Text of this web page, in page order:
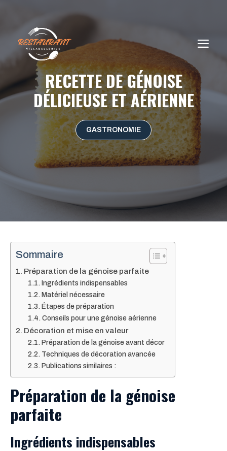
contenu
RECETTE DE GÉNOISE
DÉLICIEUSE ET AÉRIENNE
GASTRONOMIE
Sommaire
Préparation de la génoise parfaite
Ingrédients indispensables
Matériel nécessaire
Étapes de préparation
Conseils pour une génoise aérienne
Décoration et mise en valeur
Préparation de la génoise avant décor
Techniques de décoration avancée
Publications similaires :
Préparation de la génoise
parfaite
Ingrédients indispensables